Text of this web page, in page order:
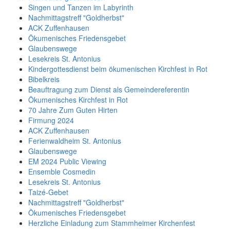
Singen und Tanzen im Labyrinth
Nachmittagstreff "Goldherbst"
ACK Zuffenhausen
Ökumenisches Friedensgebet
Glaubenswege
Lesekreis St. Antonius
Kindergottesdienst beim ökumenischen Kirchfest in Rot
Bibelkreis
Beauftragung zum Dienst als Gemeindereferentin
Ökumenisches Kirchfest in Rot
70 Jahre Zum Guten Hirten
Firmung 2024
ACK Zuffenhausen
Ferienwaldheim St. Antonius
Glaubenswege
EM 2024 Public Viewing
Ensemble Cosmedin
Lesekreis St. Antonius
Taizé-Gebet
Nachmittagstreff "Goldherbst"
Ökumenisches Friedensgebet
Herzliche Einladung zum Stammheimer Kirchenfest